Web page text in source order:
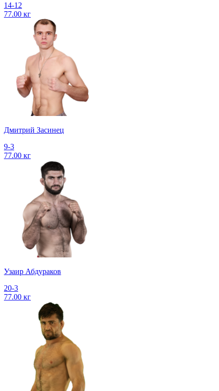
14-12
77.00 кг
Дмитрий Засинец
9-3
77.00 кг
Узаир Абдураков
20-3
77.00 кг